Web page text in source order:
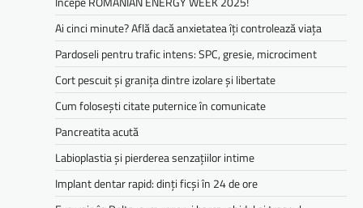
Ai cinci minute? Află dacă anxietatea îți controlează viața
Pardoseli pentru trafic intens: SPC, gresie, microciment
Cort pescuit și granița dintre izolare și libertate
Cum folosești citate puternice în comunicate
Pancreatita acută
Labioplastia și pierderea senzațiilor intime
Implant dentar rapid: dinți ficși în 24 de ore